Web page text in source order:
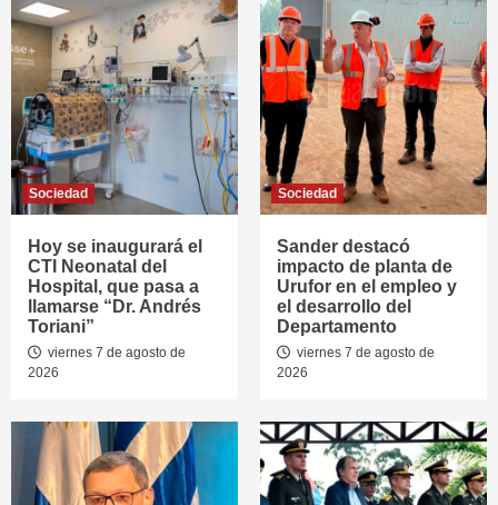
Sociedad
Hoy se inaugurará el
CTI Neonatal del
Hospital, que pasa a
llamarse “Dr. Andrés
Toriani”
viernes 7 de agosto de
2026
Sociedad
Sander destacó
impacto de planta de
Urufor en el empleo y
el desarrollo del
Departamento
viernes 7 de agosto de
2026